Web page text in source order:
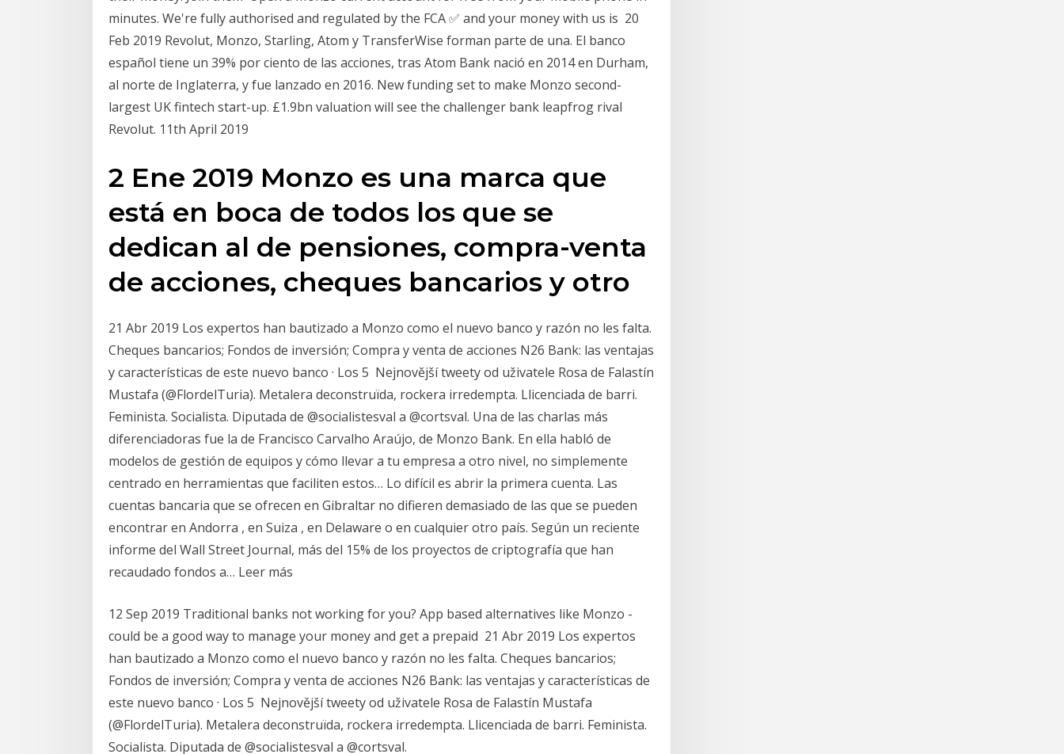
minutes. We're fully authorised and regulated by the FCA ✅ and your money with us is 20
Feb 2019 Revolut, Monzo, Starling, Atom y TransferWise forman parte de una. El banco
español tiene un 39% por ciento de las acciones, tras Atom Bank nació en 2014 en Durham,
al norte de Inglaterra, y fue lanzado en 2016. New funding set to make Monzo second-
largest UK fintech start-up. £1.9bn valuation will see the challenger bank leapfrog rival
Revolut. 11th April 2019
2 Ene 2019 Monzo es una marca que
está en boca de todos los que se
dedican al de pensiones, compra-venta
de acciones, cheques bancarios y otro
21 Abr 2019 Los expertos han bautizado a Monzo como el nuevo banco y razón no les falta.
Cheques bancarios; Fondos de inversión; Compra y venta de acciones N26 Bank: las ventajas
y características de este nuevo banco · Los 5 Nejnovější tweety od uživatele Rosa de Falastín
Mustafa (@FlordelTuria). Metalera deconstruïda, rockera irredempta. Llicenciada de barri.
Feminista. Socialista. Diputada de @socialistesval a @cortsval. Una de las charlas más
diferenciadoras fue la de Francisco Carvalho Araújo, de Monzo Bank. En ella habló de
modelos de gestión de equipos y cómo llevar a tu empresa a otro nivel, no simplemente
centrado en herramientas que faciliten estos… Lo difícil es abrir la primera cuenta. Las
cuentas bancaria que se ofrecen en Gibraltar no difieren demasiado de las que se pueden
encontrar en Andorra , en Suiza , en Delaware o en cualquier otro país. Según un reciente
informe del Wall Street Journal, más del 15% de los proyectos de criptografía que han
recaudado fondos a… Leer más
12 Sep 2019 Traditional banks not working for you? App based alternatives like Monzo -
could be a good way to manage your money and get a prepaid 21 Abr 2019 Los expertos
han bautizado a Monzo como el nuevo banco y razón no les falta. Cheques bancarios;
Fondos de inversión; Compra y venta de acciones N26 Bank: las ventajas y características de
este nuevo banco · Los 5 Nejnovější tweety od uživatele Rosa de Falastín Mustafa
(@FlordelTuria). Metalera deconstruïda, rockera irredempta. Llicenciada de barri. Feminista.
Socialista. Diputada de @socialistesval a @cortsval.